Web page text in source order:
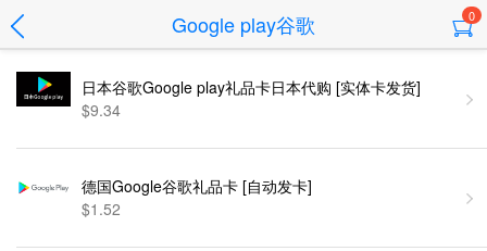
Google play谷歌 0
日本谷歌Google play礼品卡日本代购 [实体卡发货]
$9.34
德国Google谷歌礼品卡 [自动发卡]
$1.52